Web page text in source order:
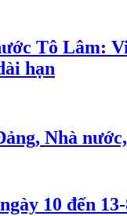
Tô Lâm:
hạn
Nhà
10 đến